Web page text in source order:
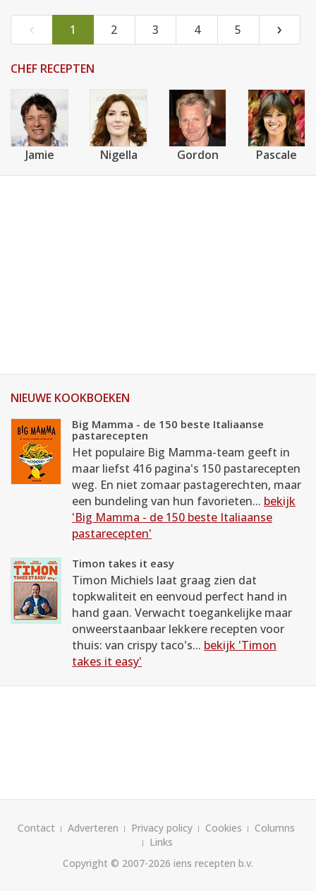
‹ 1 2 3 4 5 ›
CHEF RECEPTEN
Jamie Nigella Gordon Pascale
NIEUWE KOOKBOEKEN
Big Mamma - de 150 beste Italiaanse
pastarecepten
Het populaire Big Mamma-team geeft in
maar liefst 416 pagina's 150 pastarecepten
weg. En niet zomaar pastagerechten, maar
een bundeling van hun favorieten... bekijk
'Big Mamma - de 150 beste Italiaanse
pastarecepten'
Timon takes it easy
Timon Michiels laat graag zien dat
topkwaliteit en eenvoud perfect hand in
hand gaan. Verwacht toegankelijke maar
onweerstaanbaar lekkere recepten voor
thuis: van crispy taco's... bekijk 'Timon
takes it easy'
Contact Adverteren Privacy policy Cookies
Columns
Links
Copyright © 2007-2026 iens recepten b.v.